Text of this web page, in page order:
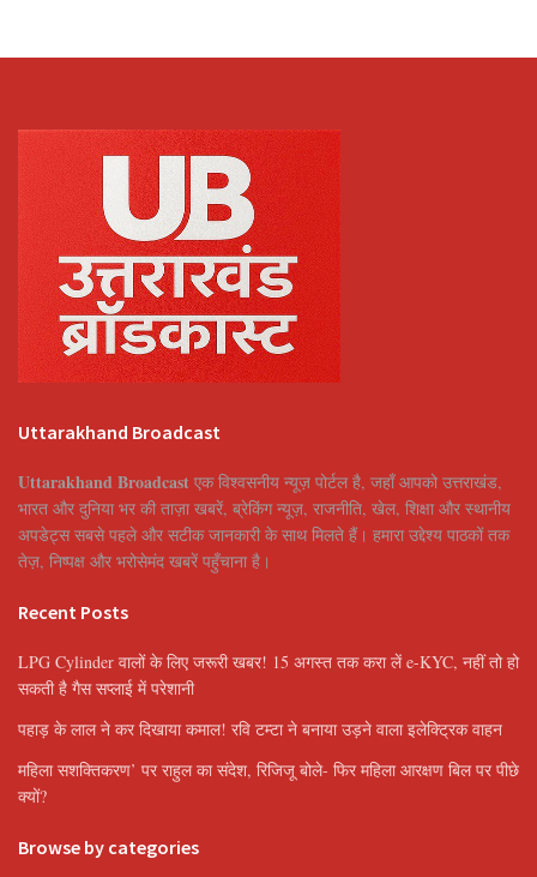
Uttarakhand Broadcast
Uttarakhand Broadcast एक विश्वसनीय न्यूज़ पोर्टल है, जहाँ आपको उत्तराखंड,
भारत और दुनिया भर की ताज़ा खबरें, ब्रेकिंग न्यूज़, राजनीति, खेल, शिक्षा और स्थानीय
अपडेट्स सबसे पहले और सटीक जानकारी के साथ मिलते हैं। हमारा उद्देश्य पाठकों तक
तेज़, निष्पक्ष और भरोसेमंद खबरें पहुँचाना है।
Recent Posts
LPG Cylinder वालों के लिए जरूरी खबर! 15 अगस्त तक करा लें e-KYC, नहीं तो हो
सकती है गैस सप्लाई में परेशानी
पहाड़ के लाल ने कर दिखाया कमाल! रवि टम्टा ने बनाया उड़ने वाला इलेक्ट्रिक वाहन
महिला सशक्तिकरण’ पर राहुल का संदेश, रिजिजू बोले- फिर महिला आरक्षण बिल पर पीछे
क्यों?
Browse by categories